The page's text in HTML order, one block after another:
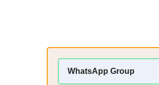
WhatsApp Group